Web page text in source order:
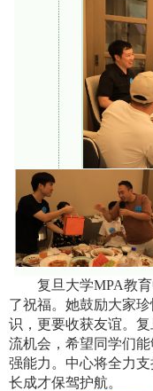
复旦大学MPA教
了祝福。她鼓励大家
识，更要收获友谊。
流机会，希望同学们
强能力。中心将全力
长成才保驾护航。